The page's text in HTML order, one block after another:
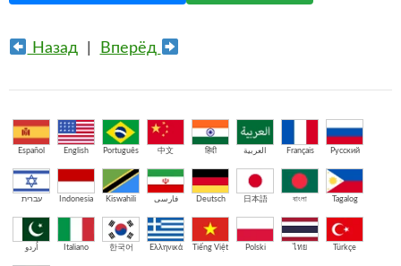
Назад| Вперёд
Español English Português 中文 हिंदी العربية Français Русский
עברית Indonesia Kiswahili فارسی Deutsch 日本語 বাংলা Tagalog
اُردو Italiano 한국어 Ελληνικά Tiếng Việt Polski ไทย Türkçe